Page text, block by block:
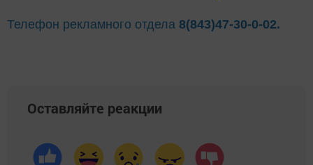
Телефон рекламного отдела 8(843)47-30-0-02.
Оставляйте реакции